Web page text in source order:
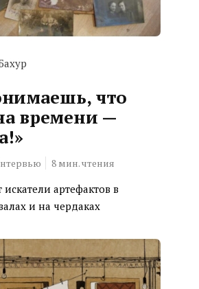
что
времени —
8 мин. чтения
артефактов в
и на чердаках